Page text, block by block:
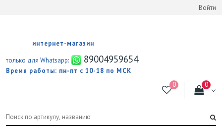
Войти
интернет-магазин
только для Whatsapp:
89004959654
Время работы: пн-пт с 10-18 по МСК